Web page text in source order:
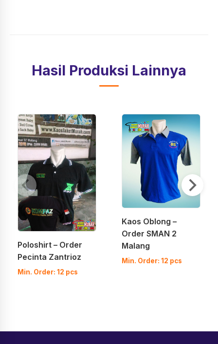
Hasil Produksi Lainnya
Poloshirt – Order
Pecinta Zantrioz
Min. Order: 12 pcs
Kaos Oblong –
Order SMAN 2
Malang
Min. Order: 12 pcs